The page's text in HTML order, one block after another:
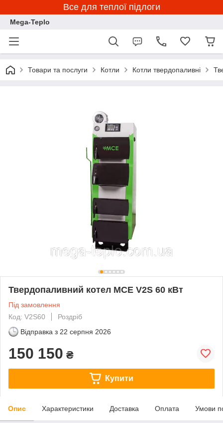
Все для теплої підлоги
Mega-Teplo
Товари та послуги Котли Котли твердопаливні
Твердопаливний котел MCE V2S 60 кВт
Під замовлення
Код: V2S60
Роздріб
Відправка з 22 серпня 2026
150 150 ₴
Купити
Опис Характеристики Доставка Оплата Умови